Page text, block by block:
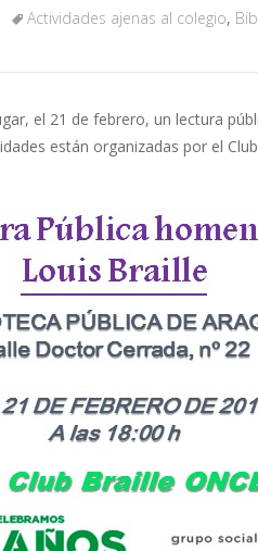
Actividades ajenas al colegio,
el 21 de febrero, un lectura
están organizadas por el